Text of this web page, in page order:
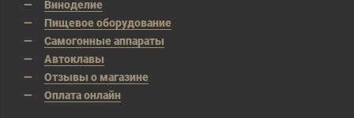
Виноделие
Пищевое оборудование
Самогонные аппараты
Автоклавы
Отзывы о магазине
Оплата онлайн